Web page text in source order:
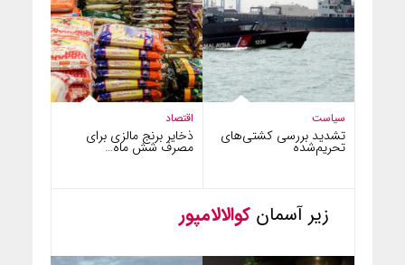
اقتصاد
ذخایر برنج مالزی برای
مصرف شش ماه…
سیاست
تشدید بررسی کشتی‌های
تحریم‌شده
زیر آسمان کوالالامپور